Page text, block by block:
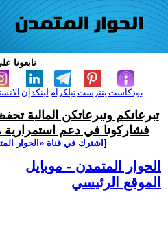
تابعونا
لينكدإن تيلكرامبنترست بودكاست
تبرعاتكم وتبرعاتكن المالية
فشاركونا في دعم استمرارية
[اشترك في قناة ‫«الحوار
الحوار المتمدن - موبايل
الموقع الرئيسي